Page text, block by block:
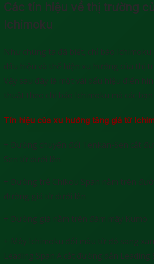
Các tín hiệu về thị trường
Ichimoku
Như chúng ta đã biết, chỉ báo Ichimoku
dấu hiệu và thể hiện xu hướng của thị
Vậy sau đây là một vài dấu hiệu điển
thuật theo chỉ báo Ichimoku mà các
Tín hiệu của xu hướng tăng giá từ
+ Đường chuyển đổi Tenkan-Sen cắt
Sen từ dưới lên
+ Đường trễ Chikou Span nằm trên
đường giá từ dưới lên
+ Đường giá nằm trên đám mây Kumo
+ Mây Ichimoku đổi màu từ đỏ sang
Leading Span A cắt đường dẫn Leading